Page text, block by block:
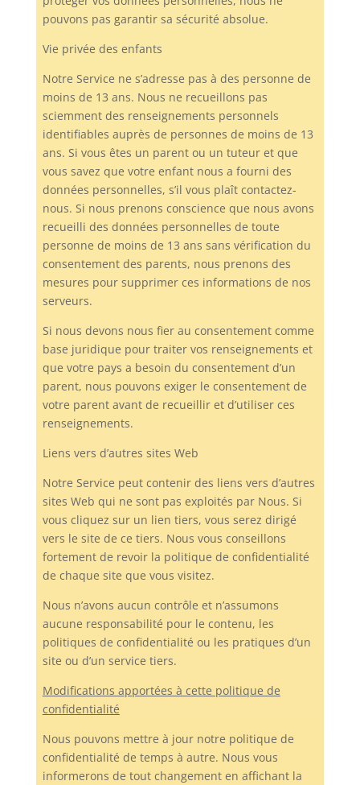
pouvons pas garantir sa sécurité absolue.
Vie privée des enfants
Notre Service ne s’adresse pas à des personne de
moins de 13 ans. Nous ne recueillons pas
sciemment des renseignements personnels
identifiables auprès de personnes de moins de 13
ans. Si vous êtes un parent ou un tuteur et que
vous savez que votre enfant nous a fourni des
données personnelles, s’il vous plaît contactez-
nous. Si nous prenons conscience que nous avons
recueilli des données personnelles de toute
personne de moins de 13 ans sans vérification du
consentement des parents, nous prenons des
mesures pour supprimer ces informations de nos
serveurs.
Si nous devons nous fier au consentement comme
base juridique pour traiter vos renseignements et
que votre pays a besoin du consentement d’un
parent, nous pouvons exiger le consentement de
votre parent avant de recueillir et d’utiliser ces
renseignements.
Liens vers d’autres sites Web
Notre Service peut contenir des liens vers d’autres
sites Web qui ne sont pas exploités par Nous. Si
vous cliquez sur un lien tiers, vous serez dirigé
vers le site de ce tiers. Nous vous conseillons
fortement de revoir la politique de confidentialité
de chaque site que vous visitez.
Nous n’avons aucun contrôle et n’assumons
aucune responsabilité pour le contenu, les
politiques de confidentialité ou les pratiques d’un
site ou d’un service tiers.
Modifications apportées à cette politique de
confidentialité
Nous pouvons mettre à jour notre politique de
confidentialité de temps à autre. Nous vous
informerons de tout changement en affichant la